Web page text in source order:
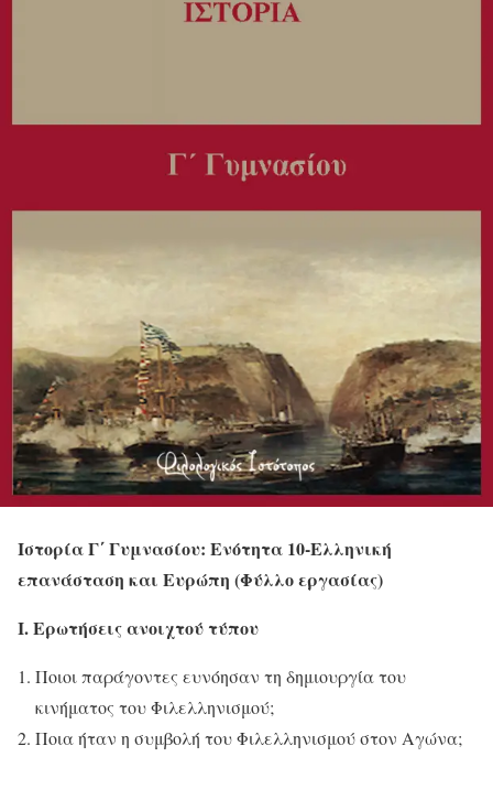
Ιστορία Γ΄ Γυμνασίου: Ενότητα 10-Ελληνική
επανάσταση και Ευρώπη (Φύλλο εργασίας)
Ι. Ερωτήσεις ανοιχτού τύπου
Ποιοι παράγοντες ευνόησαν τη δημιουργία του
κινήματος του Φιλελληνισμού;
Ποια ήταν η συμβολή του Φιλελληνισμού στον Αγώνα;